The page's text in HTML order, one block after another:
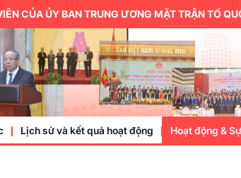
BAN TRUNG ƯƠNG MẶT TRẬN TỔ QUỐC
Lịch sử và kết quả hoạt động Hoạt động &